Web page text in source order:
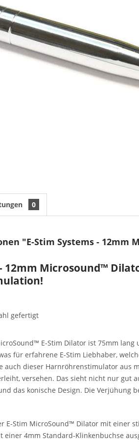
0
"E-Stim Systems - 12mm
- 12mm Microsound™
gefertigt
E-Stim Dilator ist 75mm
für erfahrene E-Stim Liebhaber,
auch dieser Harnröhrenstimulator aus
versehen. Das sieht nicht nur gut
das konische Design. Die Verjühung
E-Stim MicroSound™ Dilator mit einer
4mm Standard-Klinkenbuchse